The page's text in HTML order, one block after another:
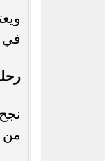
في
من